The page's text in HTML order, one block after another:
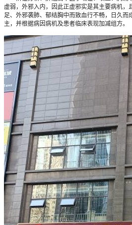
虚弱，外邪入内，因此正虚邪实是其主要病机，
足、外邪袭肺、郁结胸中而致血行不畅，日久而
主，并根据病因病机及患者临床表现加减组方。